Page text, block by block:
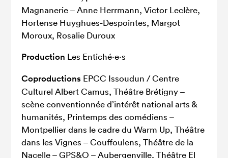
Magnanerie – Anne Herrmann, Victor Leclère,
Hortense Huyghues-Despointes, Margot
Moroux, Rosalie Duroux
Production Les Entiché·e·s
Coproductions EPCC Issoudun / Centre
Culturel Albert Camus, Théâtre Brétigny –
scène conventionnée d’intérêt national arts &
humanités, Printemps des comédiens –
Montpellier dans le cadre du Warm Up, Théâtre
dans les Vignes – Couffoulens, Théâtre de la
Nacelle – GPS&O – Aubergenville, Théâtre El